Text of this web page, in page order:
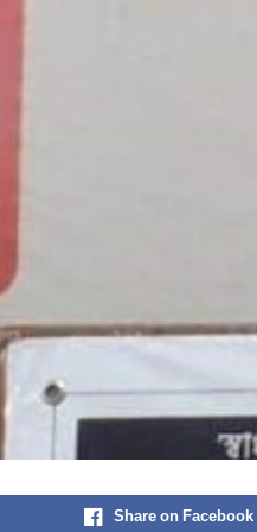
Share on Facebook